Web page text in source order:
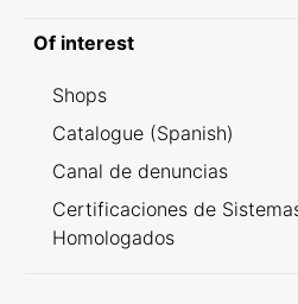
Of interest
Shops
Catalogue (Spanish)
Canal de denuncias
Certificaciones de
Homologados